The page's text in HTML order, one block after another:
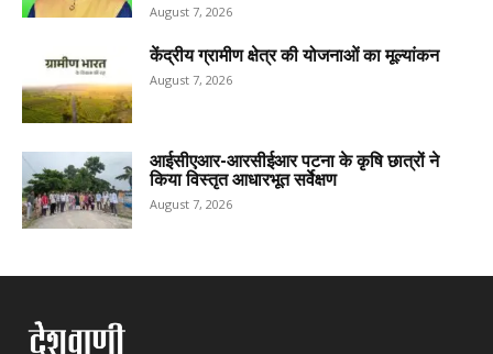
August 7, 2026
केंद्रीय ग्रामीण क्षेत्र की योजनाओं का मूल्यांकन
August 7, 2026
आईसीएआर-आरसीईआर पटना के कृषि छात्रों ने
किया विस्तृत आधारभूत सर्वेक्षण
August 7, 2026